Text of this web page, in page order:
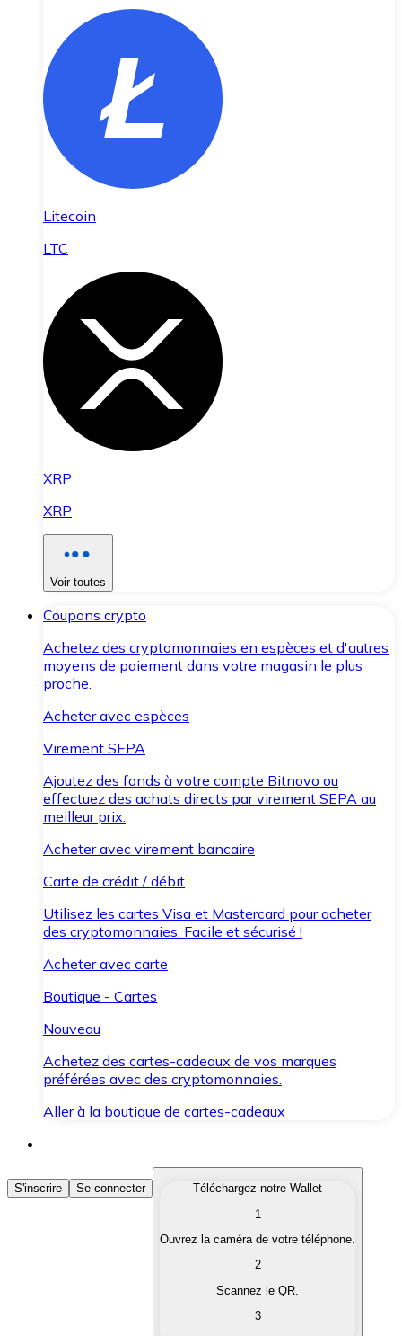
Litecoin
LTC
XRP
XRP
Voir toutes
Coupons crypto
Achetez des cryptomonnaies en espèces et d'autres
moyens de paiement dans votre magasin le plus
proche.
Acheter avec espèces
Virement SEPA
Ajoutez des fonds à votre compte Bitnovo ou
effectuez des achats directs par virement SEPA au
meilleur prix.
Acheter avec virement bancaire
Carte de crédit / débit
Utilisez les cartes Visa et Mastercard pour acheter
des cryptomonnaies. Facile et sécurisé !
Acheter avec carte
Boutique - Cartes
Nouveau
Achetez des cartes-cadeaux de vos marques
préférées avec des cryptomonnaies.
Aller à la boutique de cartes-cadeaux
Acheter des Cryptomonnaies
Achetez les cryptomonnaies qui vous intéressent
Convertissez vos cryptomonnaies en monnaie
S'inscrire Se connecter
Téléchargez notre Wallet
1
Ouvrez la caméra de votre téléphone.
2
Scannez le QR.
3